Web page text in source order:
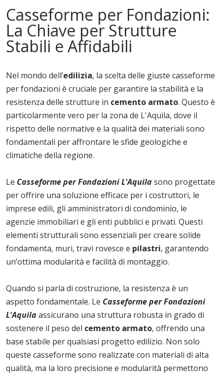
Casseforme per Fondazioni:
La Chiave per Strutture
Stabili e Affidabili
Nel mondo dell’edilizia, la scelta delle giuste casseforme
per fondazioni è cruciale per garantire la stabilità e la
resistenza delle strutture in cemento armato. Questo è
particolarmente vero per la zona de L'Aquila, dove il
rispetto delle normative e la qualità dei materiali sono
fondamentali per affrontare le sfide geologiche e
climatiche della regione.
Le Casseforme per Fondazioni L'Aquilasono progettate
per offrire una soluzione efficace per i costruttori, le
imprese edili, gli amministratori di condominio, le
agenzie immobiliari e gli enti pubblici e privati. Questi
elementi strutturali sono essenziali per creare solide
fondamenta, muri, travi rovesce e pilastri, garantendo
un’ottima modularità e facilità di montaggio.
Quando si parla di costruzione, la resistenza è un
aspetto fondamentale. Le Casseforme per Fondazioni
L'Aquilaassicurano una struttura robusta in grado di
sostenere il peso del cemento armato, offrendo una
base stabile per qualsiasi progetto edilizio. Non solo
queste casseforme sono realizzate con materiali di alta
qualità, ma la loro precisione e modularità permettono